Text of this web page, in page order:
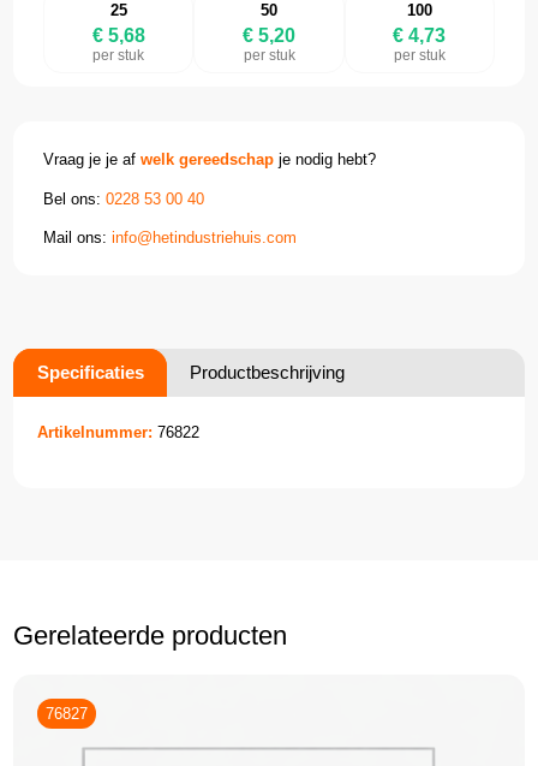
25
€ 5,68
per stuk
50
€ 5,20
per stuk
100
€ 4,73
per stuk
Vraag je je afwelk gereedschap je nodig hebt?
Bel ons:0228 53 00 40
Mail ons:info@hetindustriehuis.com
Specificaties Productbeschrijving
Artikelnummer: 76822
Gerelateerde producten
76827